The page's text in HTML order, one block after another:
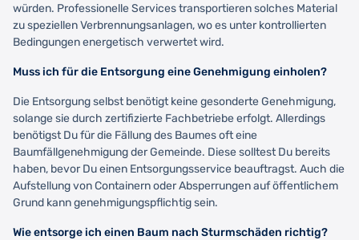
würden. Professionelle Services transportieren solches Material
zu speziellen Verbrennungsanlagen, wo es unter kontrollierten
Bedingungen energetisch verwertet wird.
Muss ich für die Entsorgung eine Genehmigung einholen?
Die Entsorgung selbst benötigt keine gesonderte Genehmigung,
solange sie durch zertifizierte Fachbetriebe erfolgt. Allerdings
benötigst Du für die Fällung des Baumes oft eine
Baumfällgenehmigung der Gemeinde. Diese solltest Du bereits
haben, bevor Du einen Entsorgungsservice beauftragst. Auch die
Aufstellung von Containern oder Absperrungen auf öffentlichem
Grund kann genehmigungspflichtig sein.
Wie entsorge ich einen Baum nach Sturmschäden richtig?